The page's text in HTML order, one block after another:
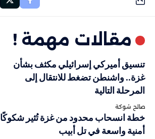
مقالات مهمة !
تنسيق أميركي إسرائيلي مكثف بشأن
غزة.. واشنطن تضغط للانتقال إلى
المرحلة التالية
صالح شوكة
خطة انسحاب محدود من غزة تُثير شكوكًا
أمنية واسعة في تل أبيب